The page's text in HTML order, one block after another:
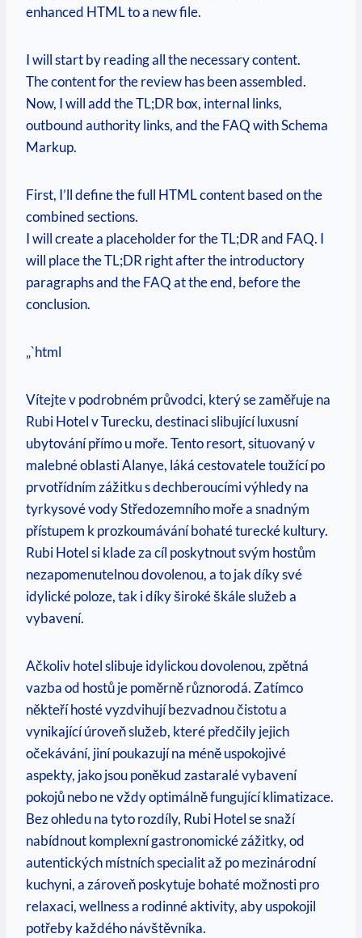
enhanced HTML to a new file.
I will start by reading all the necessary content.
The content for the review has been assembled.
Now, I will add the TL;DR box, internal links,
outbound authority links, and the FAQ with Schema
Markup.
First, I’ll define the full HTML content based on the
combined sections.
I will create a placeholder for the TL;DR and FAQ. I
will place the TL;DR right after the introductory
paragraphs and the FAQ at the end, before the
conclusion.
„`html
Vítejte v podrobném průvodci, který se zaměřuje na
Rubi Hotel v Turecku, destinaci slibující luxusní
ubytování přímo u moře. Tento resort, situovaný v
malebné oblasti Alanye, láká cestovatele toužící po
prvotřídním zážitku s dechberoucími výhledy na
tyrkysové vody Středozemního moře a snadným
přístupem k prozkoumávání bohaté turecké kultury.
Rubi Hotel si klade za cíl poskytnout svým hostům
nezapomenutelnou dovolenou, a to jak díky své
idylické poloze, tak i díky široké škále služeb a
vybavení.
Ačkoliv hotel slibuje idylickou dovolenou, zpětná
vazba od hostů je poměrně různorodá. Zatímco
někteří hosté vyzdvihují bezvadnou čistotu a
vynikající úroveň služeb, které předčily jejich
očekávání, jiní poukazují na méně uspokojivé
aspekty, jako jsou poněkud zastaralé vybavení
pokojů nebo ne vždy optimálně fungující klimatizace.
Bez ohledu na tyto rozdíly, Rubi Hotel se snaží
nabídnout komplexní gastronomické zážitky, od
autentických místních specialit až po mezinárodní
kuchyni, a zároveň poskytuje bohaté možnosti pro
relaxaci, wellness a rodinné aktivity, aby uspokojil
potřeby každého návštěvníka.